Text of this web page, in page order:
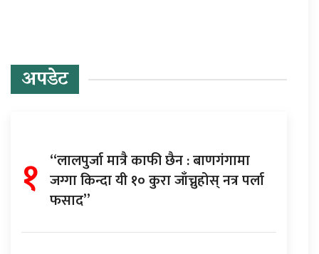
अपडेट
१ “लालपुर्जा मात्रै काफी छैन : बाणगंगामा
जग्गा किन्दा यी १० कुरा जाँच्नुहोस् नत्र पर्ला
फसाद”